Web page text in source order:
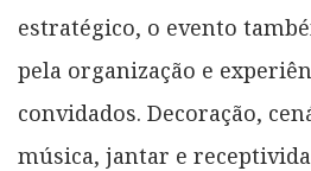
estratégico, o evento
pela organização e
convidados. Decoração,
música, jantar e